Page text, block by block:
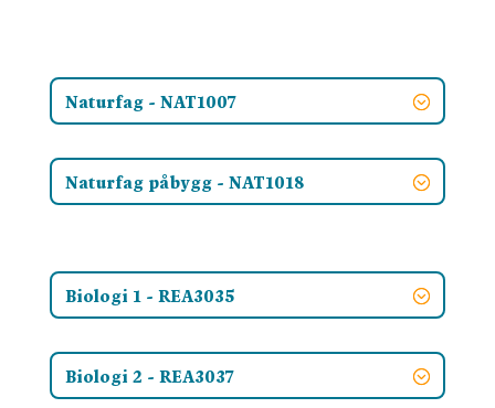
Naturfag - NAT1007
Naturfag påbygg - NAT1018
Biologi 1 - REA3035
Biologi 2 - REA3037